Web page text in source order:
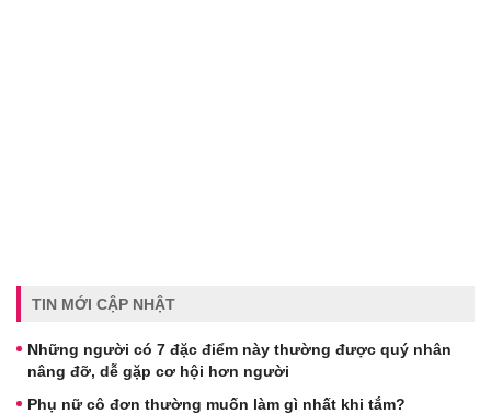
TIN MỚI CẬP NHẬT
Những người có 7 đặc điểm này thường được quý nhân
nâng đỡ, dễ gặp cơ hội hơn người
Phụ nữ cô đơn thường muốn làm gì nhất khi tắm?